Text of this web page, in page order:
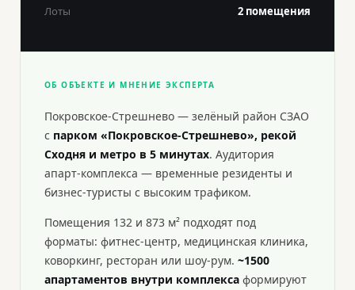
Лоты 2 помещения
ОБ ОБЪЕКТЕ И МНЕНИЕ ЭКСПЕРТА
Покровское-Стрешнево — зелёный район СЗАО
с парком «Покровское-Стрешнево», рекой
Сходня и метро в 5 минутах. Аудитория
апарт-комплекса — временные резиденты и
бизнес-туристы с высоким трафиком.
Помещения 132 и 873 м² подходят под
форматы: фитнес-центр, медицинская клиника,
коворкинг, ресторан или шоу-рум. ~1500
апартаментов внутри комплекса формируют